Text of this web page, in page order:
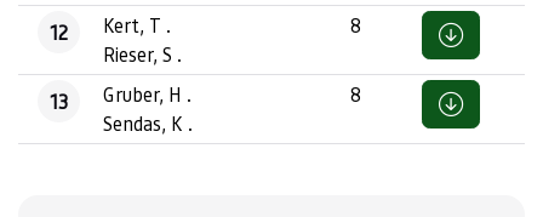
12
Kert, T .
Rieser, S .
8
13
Gruber, H .
Sendas, K .
8